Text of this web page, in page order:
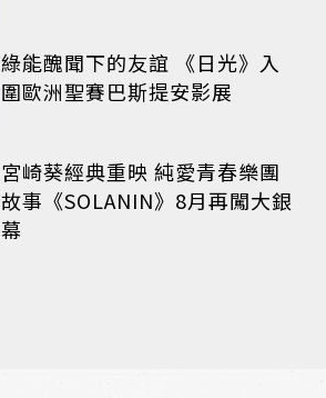
綠能醜聞下的友誼 《日光》入
圍歐洲聖賽巴斯提安影展
宮崎葵經典重映 純愛青春樂團
故事《SOLANIN》8月再闖大銀
幕